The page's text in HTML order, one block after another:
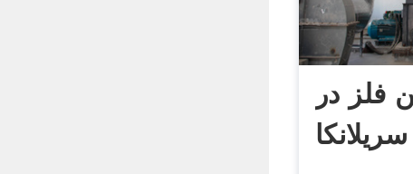
در
سریلانکا